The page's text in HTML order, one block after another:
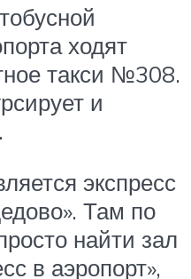
ходят
такси №308.
и
экспресс
Там по
найти зал
в аэропорт»,